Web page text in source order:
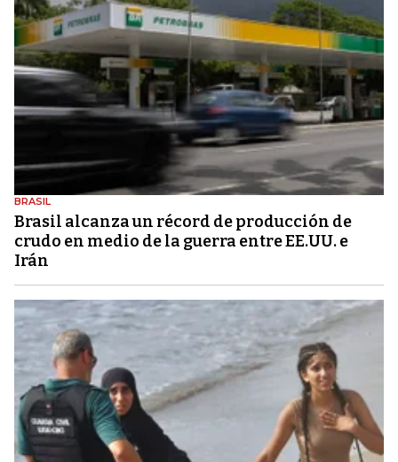
BRASIL
Brasil alcanza un récord de producción de
crudo en medio de la guerra entre EE.UU. e
Irán